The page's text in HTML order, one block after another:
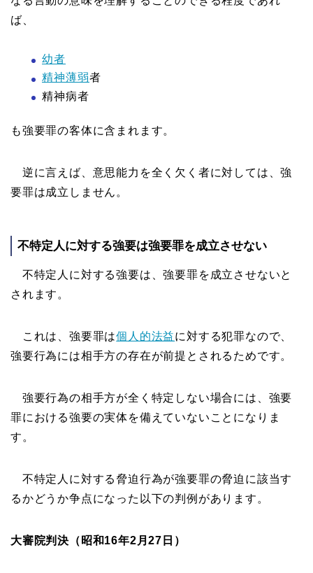
ば、
幼者
精神薄弱者
精神病者
も強要罪の客体に含まれます。
逆に言えば、意思能力を全く欠く者に対しては、強
要罪は成立しません。
不特定人に対する強要は強要罪を成立させない
不特定人に対する強要は、強要罪を成立させないと
されます。
これは、強要罪は個人的法益に対する犯罪なので、
強要行為には相手方の存在が前提とされるためです。
強要行為の相手方が全く特定しない場合には、強要
罪における強要の実体を備えていないことになりま
す。
不特定人に対する脅迫行為が強要罪の脅迫に該当す
るかどうか争点になった以下の判例があります。
大審院判決（昭和16年2月27日）